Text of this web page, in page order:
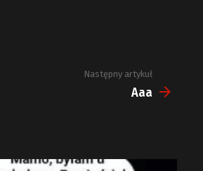
Następny artykuł
Aaa